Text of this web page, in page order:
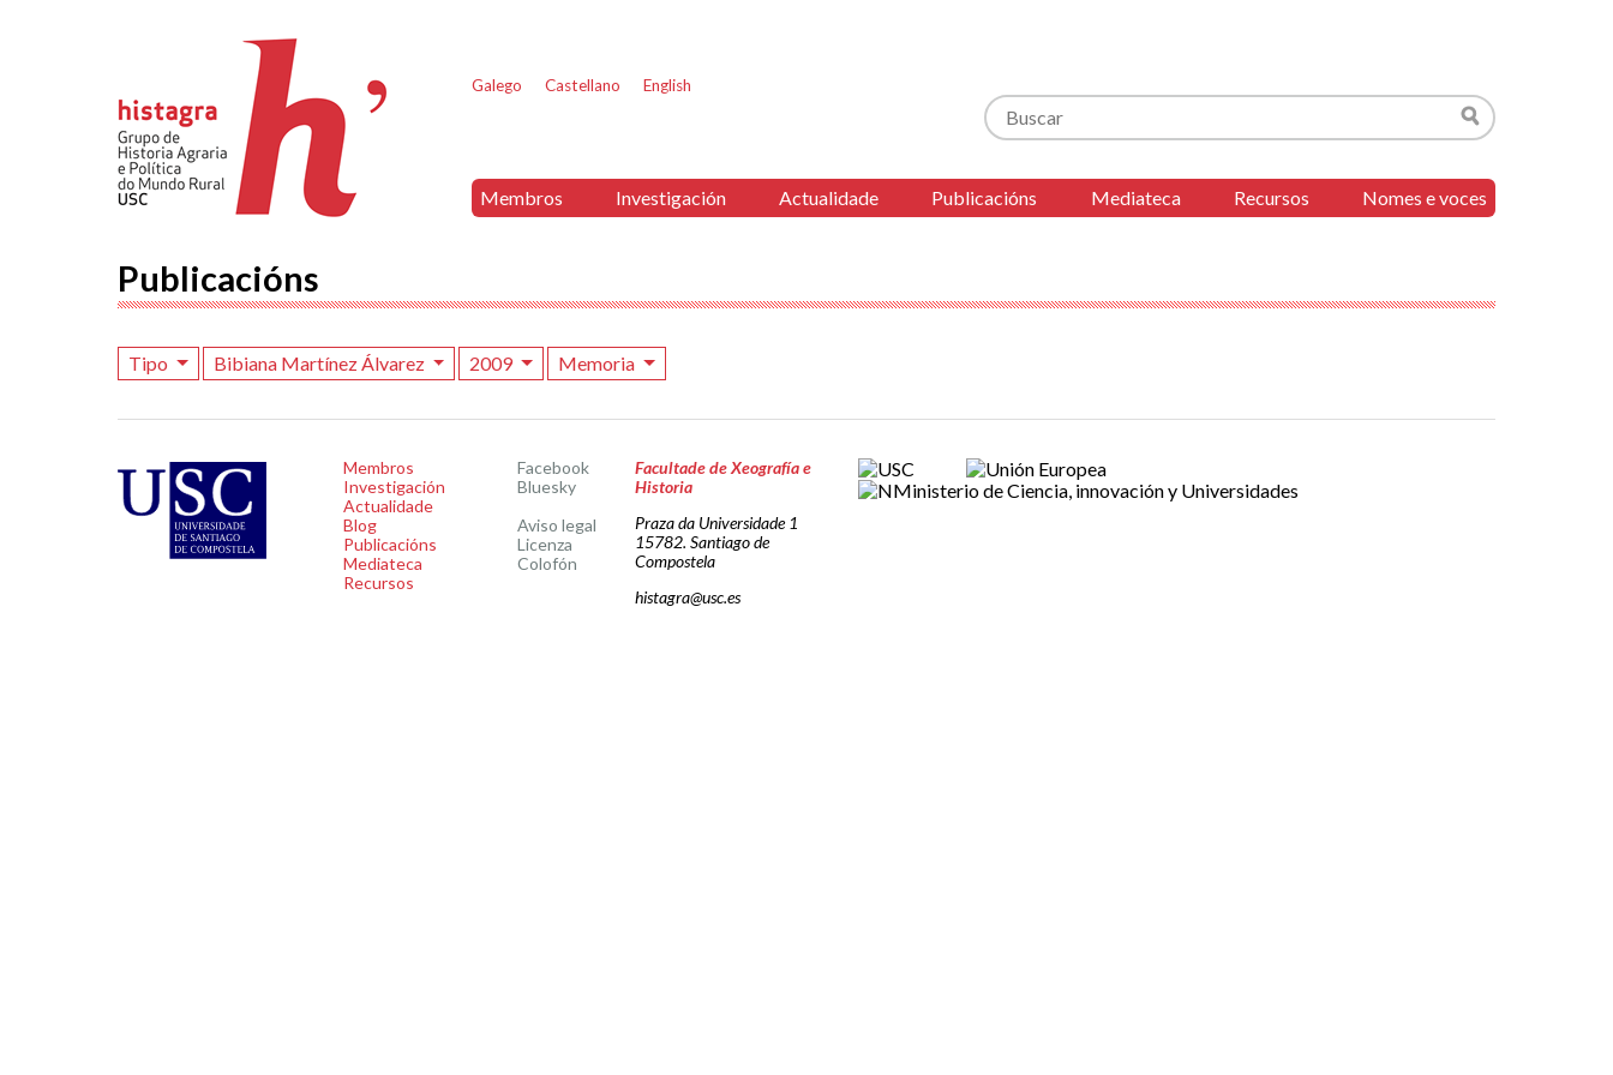
Galego Castellano English
Buscar
Buscar
Membros Investigación Actualidade Publicacións Mediateca Recursos Nomes e voces
Publicacións
Tipo Bibiana Martínez Álvarez 2009 Memoria
Membros
Investigación
Actualidade
Blog
Publicacións
Mediateca
Recursos
Facebook
Bluesky
Aviso legal
Licenza
Colofón
Facultade de Xeografía e
Historia
Praza da Universidade 1
15782. Santiago de
Compostela
histagra@usc.es